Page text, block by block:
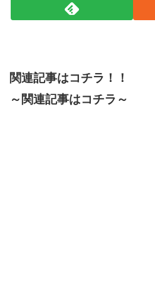
関連記事はコチラ！！
～関連記事はコチラ～